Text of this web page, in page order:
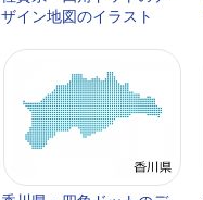
ザイン地図のイラスト